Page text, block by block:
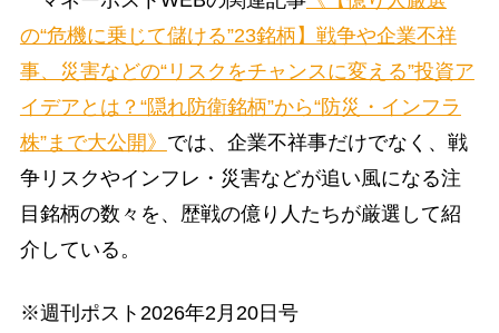
の“危機に乗じて儲ける”23銘柄】戦争や企業不祥
事、災害などの“リスクをチャンスに変える”投資ア
イデアとは？“隠れ防衛銘柄”から“防災・インフラ
株”まで大公開》 では、企業不祥事だけでなく、戦
争リスクやインフレ・災害などが追い風になる注
目銘柄の数々を、歴戦の億り人たちが厳選して紹
介している。
※週刊ポスト2026年2月20日号